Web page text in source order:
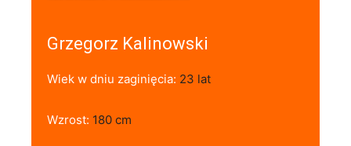
Grzegorz Kalinowski
Wiek w dniu zaginięcia: 23 lat
Wzrost: 180 cm